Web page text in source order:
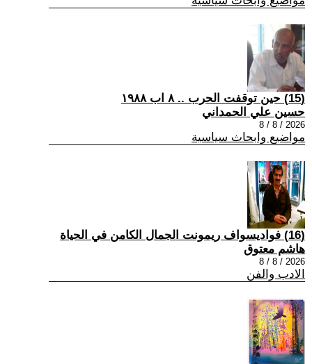
(15) حين توقفت الحرب .. ٨ اب ١٩٨٨
حسين علي الحمداني
2026 / 8 / 8
مواضيع وابحاث سياسية
(16) فواديسواف ريمونت الجمال الكامن في الحياة
هاشم معتوق
2026 / 8 / 8
الادب والفن